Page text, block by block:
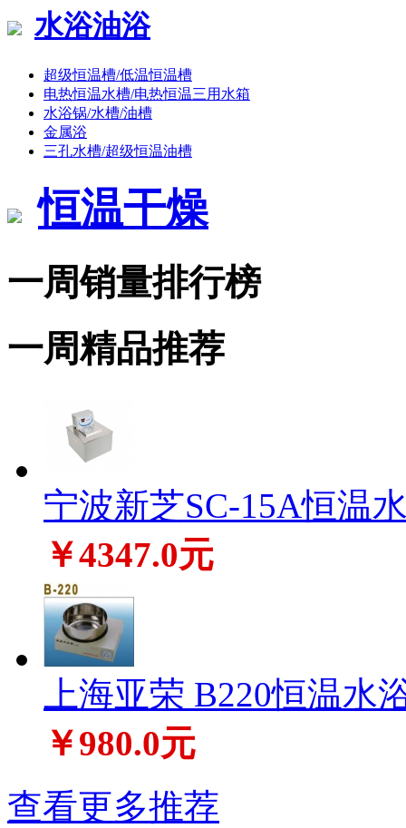
水浴油浴
超级恒温槽/低温恒温槽
电热恒温水槽/电热恒温三用水箱
水浴锅/水槽/油槽
金属浴
三孔水槽/超级恒温油槽
恒温干燥
一周销量排行榜
一周精品推荐
宁波新芝SC-15A恒温
￥4347.0元
上海亚荣 B220恒温水
￥980.0元
查看更多推荐